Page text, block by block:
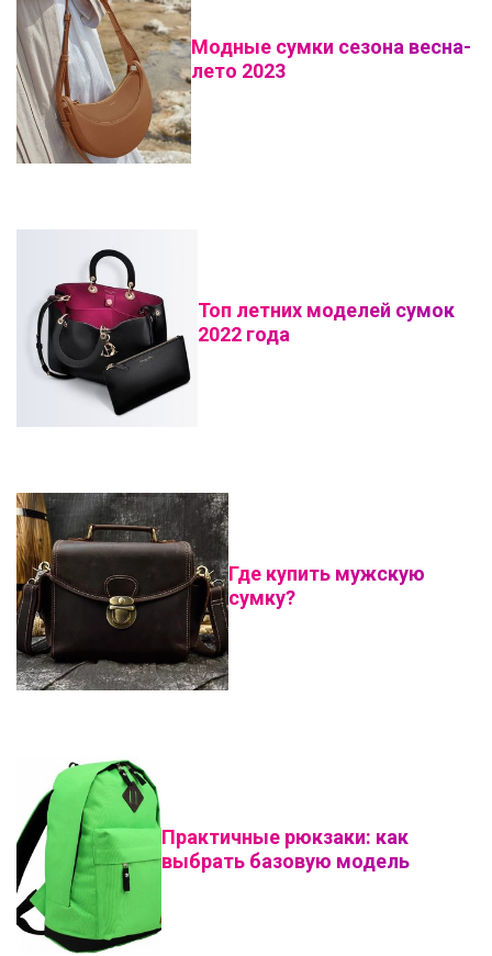
Модные сумки сезона весна-
лето 2023
Топ летних моделей сумок
2022 года
Где купить мужскую
сумку?
Практичные рюкзаки: как
выбрать базовую модель